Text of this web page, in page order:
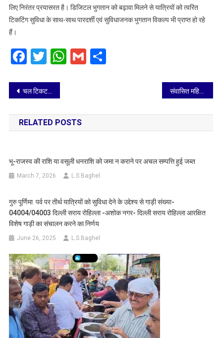
लिए निरंतर प्रयासरत है। डिजिटल भुगतान को बढ़ावा मिलने से यात्रियों को त्वरित
टिकटिंग सुविधा के साथ-साथ पारदर्शी एवं सुविधाजनक भुगतान विकल्प भी प्राप्त हो रहे
हैं।
Facebook
Twitter
WhatsApp
GmailShare
Post
navigation
चल टिकट निरीक्षक विपिन यादव ने उत्कृष्ट कार्य करते हुए एक दिन में व्यक्तिगत रूप से 86,390/- की रेल आय अर्जित की
RELATED POSTS
भू-राजस्व की राशि या वसूली धनराशि को जमा न कराने पर अचल सम्पत्ति हुई जब्त
March 7, 2026 L.S Baghel
गुरु पूर्णिमा पर्व पर तीर्थ यात्रियों को सुविधा देने के उद्देश्य से गाड़ी संख्या-
04004/04003 दिल्ली सराय रोहिल्ला -अशोक नगर- दिल्ली सराय रोहिल्ला आरक्षित
विशेष गाड़ी का संचालन करने का निर्णय
June 26, 2025 L.S Baghel